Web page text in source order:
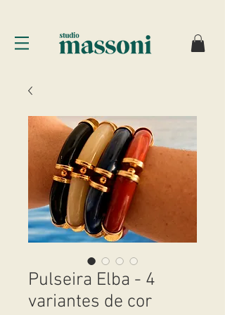
Pulseira Elba - 4
variantes de cor